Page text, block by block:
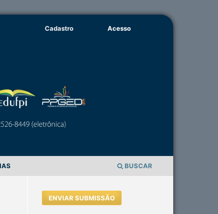
BUSCAR
Cadastro Acesso
ENVIAR SUBMISSÃO